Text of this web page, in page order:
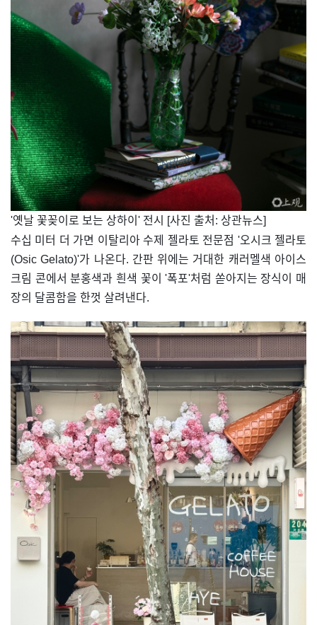
​'옛날 꽃꽂이로 보는 상하이' 전시 [사진 출처: 상관뉴스]
수십 미터 더 가면 이탈리아 수제 젤라토 전문점 '오시크 젤라토
(Osic Gelato)'가 나온다. 간판 위에는 거대한 캐러멜색 아이스
크림 콘에서 분홍색과 흰색 꽃이 '폭포'처럼 쏟아지는 장식이 매
장의 달콤함을 한껏 살려낸다.